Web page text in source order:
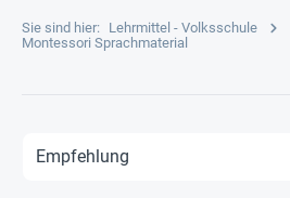
Sie sind hier: Lehrmittel - Volksschule
Montessori Sprachmaterial